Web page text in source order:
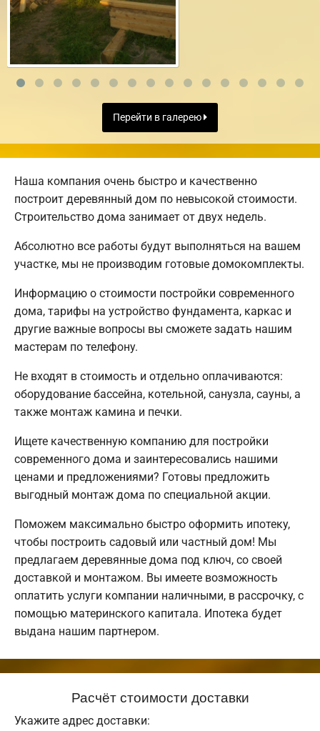
Перейти в галерею
Наша компания очень быстро и качественно
построит деревянный дом по невысокой стоимости.
Строительство дома занимает от двух недель.
Абсолютно все работы будут выполняться на вашем
участке, мы не производим готовые домокомплекты.
Информацию о стоимости постройки современного
дома, тарифы на устройство фундамента, каркас и
другие важные вопросы вы сможете задать нашим
мастерам по телефону.
Не входят в стоимость и отдельно оплачиваются:
оборудование бассейна, котельной, санузла, сауны, а
также монтаж камина и печки.
Ищете качественную компанию для постройки
современного дома и заинтересовались нашими
ценами и предложениями? Готовы предложить
выгодный монтаж дома по специальной акции.
Поможем максимально быстро оформить ипотеку,
чтобы построить садовый или частный дом! Мы
предлагаем деревянные дома под ключ, со своей
доставкой и монтажом. Вы имеете возможность
оплатить услуги компании наличными, в рассрочку, с
помощью материнского капитала. Ипотека будет
выдана нашим партнером.
Расчёт стоимости доставки
Укажите адрес доставки: